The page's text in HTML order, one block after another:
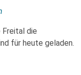
Freital die
für heute geladen.